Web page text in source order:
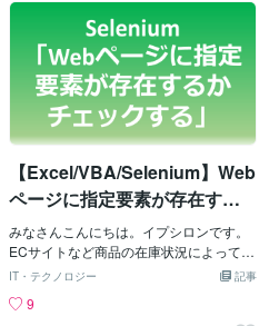
onst GOURROWS = 4 '縦/描画
数 ' Const GOURLNWE = 1
'線の太さ Const GOURSANG = 30
'図の傾き '-----------------------------------
---------------------------------------- Dim Ip A
s Integer, Jp As Integer Dim Kp As Inte
ger, lngCol(1) As Long Dim intDxp As I
nteger, intDyp As Integer Dim sngBas
(18, 1) As Single, varBez As Variant Di
m sngDat(18, 1) As
【Excel/VBA/Selenium】Web
ページに指定要素が存在する
かチェックする
みなさんこんにちは。イプシロンです。
ECサイトなど商品の在庫状況によって、
サイト内の指定要素が変更される場合が
際、スクレイピングする際に、webペー
記事
IT・テクノロジー
9